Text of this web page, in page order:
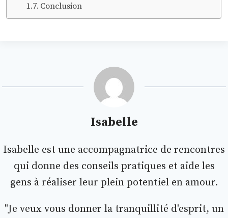
Conclusion
Isabelle
Isabelle est une accompagnatrice de rencontres
qui donne des conseils pratiques et aide les
gens à réaliser leur plein potentiel en amour.
"Je veux vous donner la tranquillité d'esprit, un